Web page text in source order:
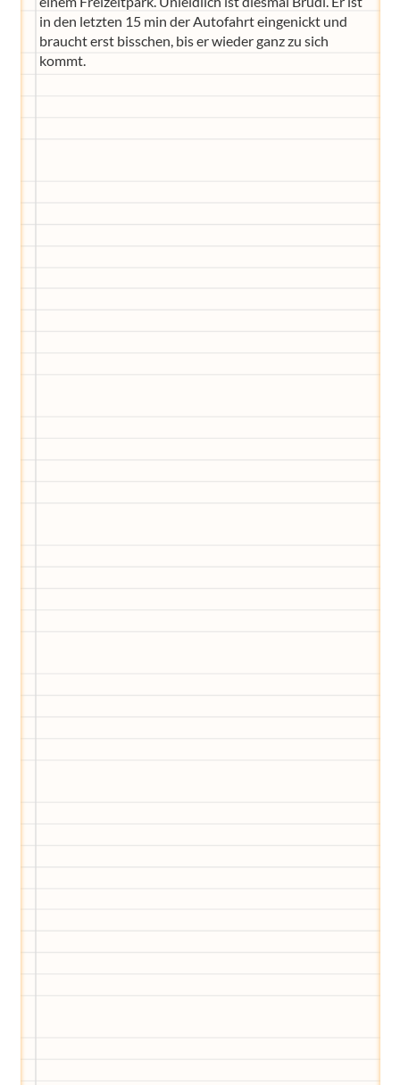
in den letzten 15 min der Autofahrt eingenickt und
braucht erst bisschen, bis er wieder ganz zu sich
kommt.